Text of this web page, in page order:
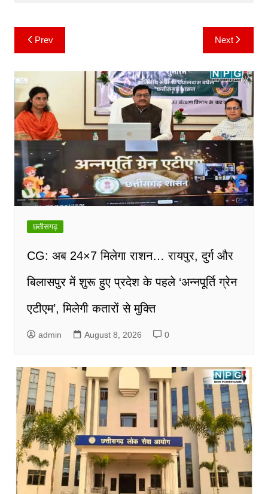
Post
navigation
Prev Next
छतीसगढ़
CG: अब 24×7 मिलेगा राशन… रायपुर, दुर्ग और
बिलासपुर में शुरू हुए प्रदेश के पहले ‘अन्नपूर्ति ग्रेन
एटीएम’, मिलेगी कतारों से मुक्ति
admin August 8, 2026 0